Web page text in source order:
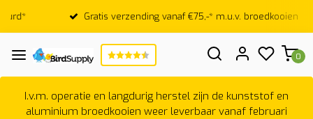
Gratis verzending vanaf €75,-* m.u.v. broedkooien
0
I.v.m. operatie en langdurig herstel zijn de kunststof en
aluminium broedkooien weer leverbaar vanaf februari